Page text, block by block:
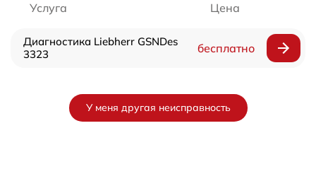
Услуга Цена
Диагностика Liebherr GSNDes
3323
бесплатно
У меня другая неисправность